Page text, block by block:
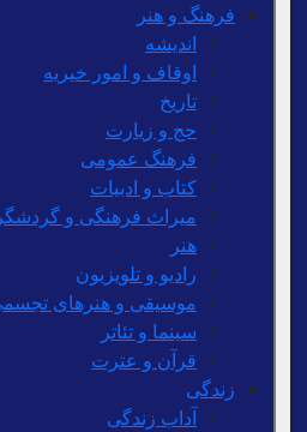
فرهنگ و هنر
اندیشه
اوقاف و امور خیریه
تاریخ
حج و زیارت
فرهنگ عمومی
کتاب و ادبیات
میراث فرهنگی و
هنر
رادیو و تلویزیون
موسیقی و هنرهای
سینما و تئاتر
قرآن و عترت
زندگی
آداب زندگی